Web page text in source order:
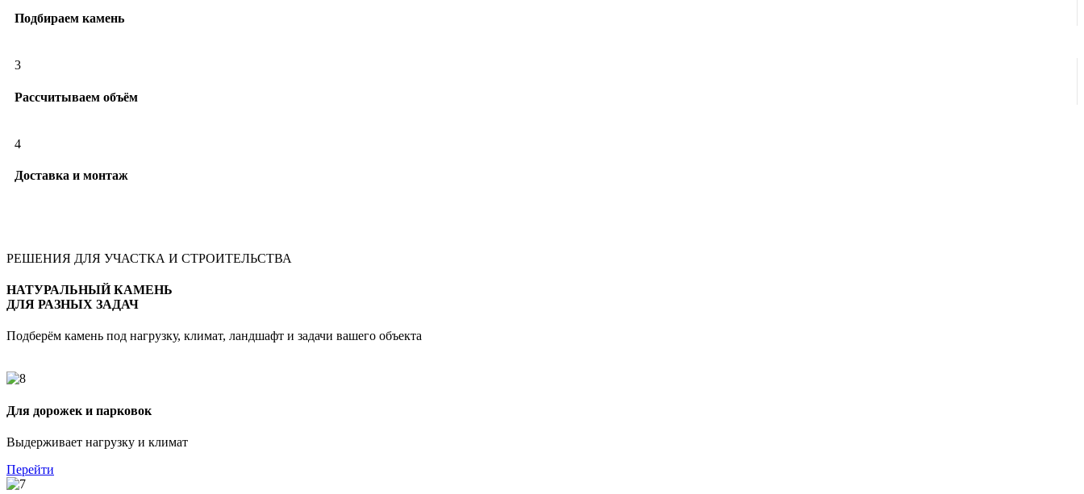
Подбираем камень
3
Рассчитываем объём
4
Доставка и монтаж
РЕШЕНИЯ ДЛЯ УЧАСТКА И СТРОИТЕЛЬСТВА
НАТУРАЛЬНЫЙ КАМЕНЬ
ДЛЯ РАЗНЫХ ЗАДАЧ
Подберём камень под нагрузку, климат, ландшафт и задачи вашего объекта
Для дорожек и парковок
Выдерживает нагрузку и климат
Перейти